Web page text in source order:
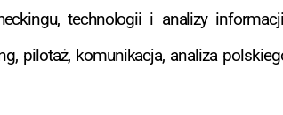
technologii i analizy
pilotaż, komunikacja, analiza